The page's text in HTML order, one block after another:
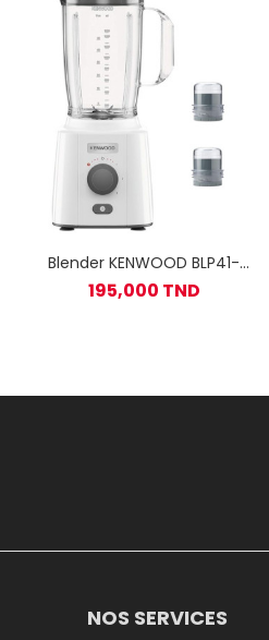
Blender KENWOOD BLP41-
195,000 TND
NOS SERVICES